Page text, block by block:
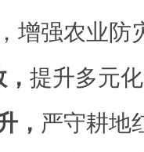
增强农业防
提升多元
， 严守耕地